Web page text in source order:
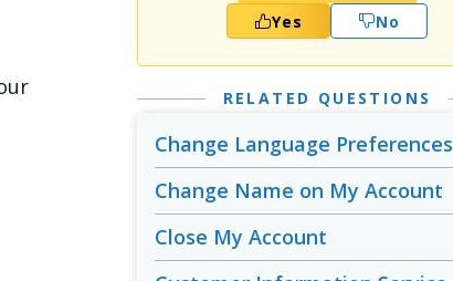
Yes No
RELATED QUESTIONS
Change Language Preferences
Change Name on My Account
Close My Account